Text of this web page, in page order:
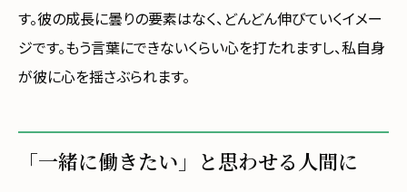
す。彼の成長に曇りの要素はなく、どんどん伸びていくイメー
ジです。もう言葉にできないくらい心を打たれますし、私自身
が彼に心を揺さぶられます。
「一緒に働きたい」と思わせる人間に